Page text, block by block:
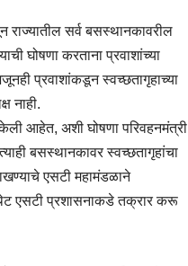
राज्यातील सर्व बसस्थानकावरील
घोषणा करताना प्रवाशांच्या
प्रवाशांकडून स्वच्छतागृहाच्या
नाही.
आहेत, अशी घोषणा परिवहनमंत्री
बसस्थानकावर स्वच्छतागृहांचा
एसटी महामंडळाने
एसटी प्रशासनाकडे तक्रार करू